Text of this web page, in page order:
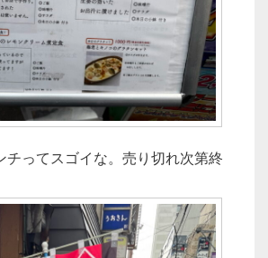
チってスゴイな。売り切れ次第終